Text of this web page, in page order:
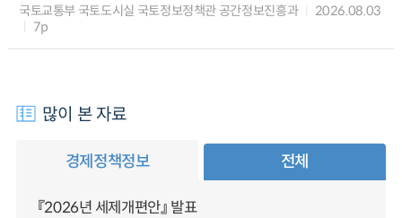
국토교통부 국토도시실 국토정보정책관 공간정보진흥과
2026.08.03
7p
많이 본 자료
경제정책정보 전체
『2026년 세제개편안』 발표